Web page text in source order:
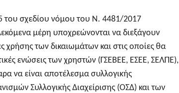
σχεδίου νόμου του Ν. 4481/2017
μέρη υποχρεώνονται να διεξάγουν
χρήσης των δικαιωμάτων και στις οποίες θα
ενώσεις των χρηστών (ΓΣΕΒΕΕ, ΕΣΕΕ, ΣΕΛΠΕ),
να είναι αποτέλεσμα συλλογικής
Συλλογικής Διαχείρισης (ΟΣΔ) και των